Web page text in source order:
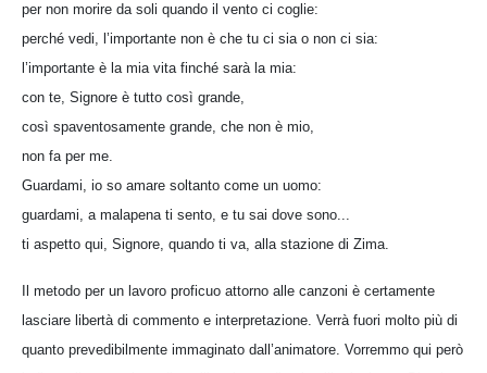
per non morire da soli quando il vento ci coglie:
perché vedi, l’importante non è che tu ci sia o non ci sia:
l’importante è la mia vita finché sarà la mia:
con te, Signore è tutto così grande,
così spaventosamente grande, che non è mio,
non fa per me.
Guardami, io so amare soltanto come un uomo:
guardami, a malapena ti sento, e tu sai dove sono...
ti aspetto qui, Signore, quando ti va, alla stazione di Zima.
Il metodo per un lavoro proficuo attorno alle canzoni è certamente
lasciare libertà di commento e interpretazione. Verrà fuori molto più di
quanto prevedibilmente immaginato dall’animatore. Vorremmo qui però